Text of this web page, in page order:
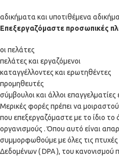
αδικήματα και υποτιθέμενα
Επεξεργαζόμαστε προσωπικές
οι πελάτες
πελάτες και εργαζόμενοι
καταγγέλλοντες και ερωτηθέντες
προμηθευτές
σύμβουλοι και άλλοι
Μερικές φορές πρέπει να
που επεξεργαζόμαστε με το ίδιο το
οργανισμούς . Όπου αυτό είναι
συμμορφωθούμε με όλες τις
Δεδομένων ( DPA ), του κανονισμού